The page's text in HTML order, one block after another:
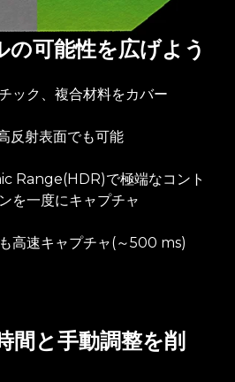
の可能性を広げよう
ック、複合材料をカバー
反射表面でも可能
Range(HDR)で極端なコント
を一度にキャプチャ
高速キャプチャ(～500 ms)
間と手動調整を削